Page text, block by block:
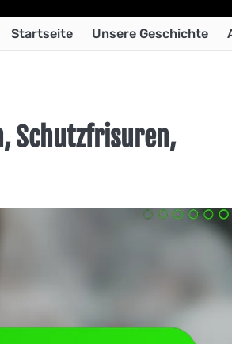
Startseite Unsere Geschichte
Schutzfrisuren,